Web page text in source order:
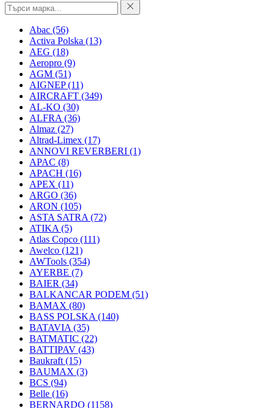
Abac (56)
Activa Polska (13)
AEG (18)
Aeropro (9)
AGM (51)
AIGNEP(11)
AIRCRAFT (349)
AL-KO (30)
ALFRA (36)
Almaz (27)
Altrad-Limex (17)
ANNOVI REVERBERI (1)
APAC (8)
APACH (16)
APEX (11)
ARGO (36)
ARON (105)
ASTA SATRA (72)
ATIKA (5)
Atlas Copco (111)
Awelco (121)
AWTools (354)
AYERBE (7)
BAIER (34)
BALKANCAR PODEM (51)
BAMAX (80)
BASS POLSKA (140)
BATAVIA (35)
BATMATIC (22)
BATTIPAV (43)
Baukraft (15)
BAUMAX (3)
BCS (94)
Belle (16)
BERNARDO (1158)